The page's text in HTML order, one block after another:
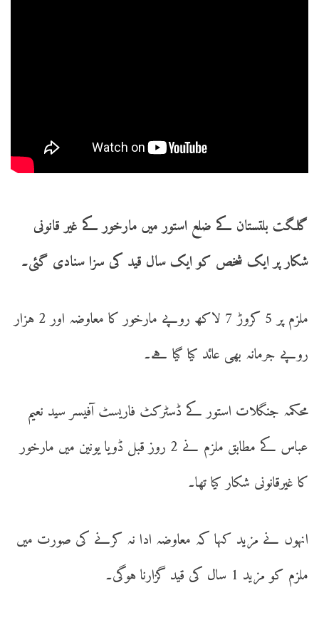
گلگت بلتستان کے ضلع استور میں مارخور کے غیر قانونی
شکار پر ایک شخص کو ایک سال قید کی سزا سنادی گئی۔
ملزم پر 5 کروڑ 7 لاکھ روپے مارخور کا معاوضہ اور 2 ہزار
روپے جرمانہ بھی عائد کیا گیا ہے۔
محکمہ جنگلات استور کے ڈسٹرکٹ فاریسٹ آفیسر سید نعیم
عباس کے مطابق ملزم نے 2 روز قبل ڈویا یونین میں مارخور
کا غیرقانونی شکار کیا تھا۔
انہوں نے مزید کہا کہ معاوضہ ادا نہ کرنے کی صورت میں
ملزم کو مزید 1 سال کی قید گزارنا ہوگی۔